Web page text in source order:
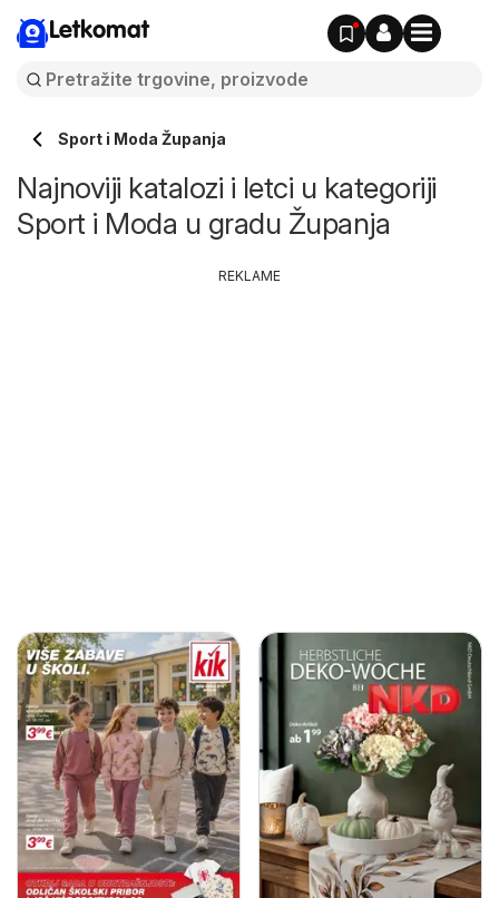
Letkomat
Sport i Moda Županja
Najnoviji katalozi i letci u kategoriji
Sport i Moda u gradu Županja
REKLAME